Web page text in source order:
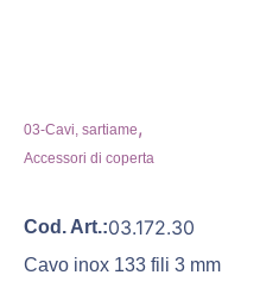
03-Cavi, sartiame,
Accessori di coperta
Cod. Art.:03.172.30
Cavo inox 133 fili 3 mm